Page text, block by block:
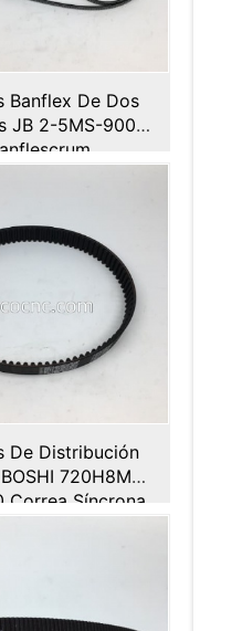
Banflex De Dos
JB 2-5MS-900
De Distribución
720H8M
Correa Síncrona